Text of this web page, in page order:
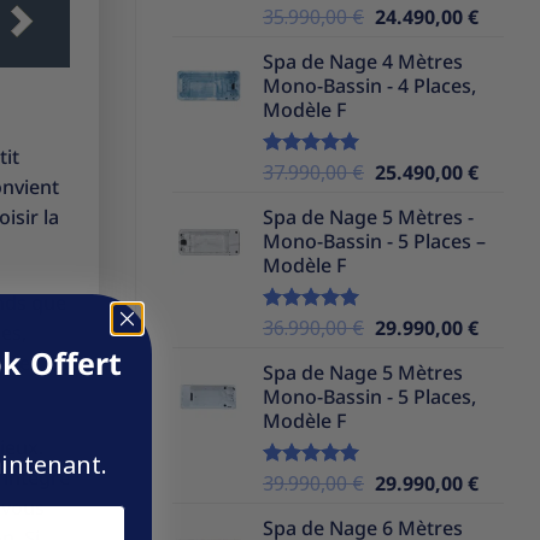
la
que
et 1,5
Note5.00
35.990,00€ Le
initial
était :
24.490,00€Le
Spa de Nage 4 Mètres
Mono-Bassin - 4 Places,
Modèle F
Note5.00
37.990,00€ Le
initial
était :
25.490,00€Le
est :
Spa de Nage 5 Mètres -
Mono-Bassin - 5 Places –
Modèle F
Note5.00
36.990,00€ Le
initial
était :
29.990,00€Le
Spa de Nage 5 Mètres
Mono-Bassin - 5 Places,
Modèle F
Note5.00
39.990,00€ Le
initial
29.990,00€Le
Spa de Nage 6 Mètres
Offert